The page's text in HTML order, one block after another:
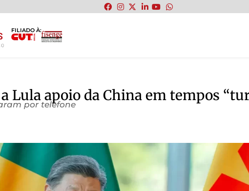
FILIADO À:
Lula apoio da China em tempos
por telefone